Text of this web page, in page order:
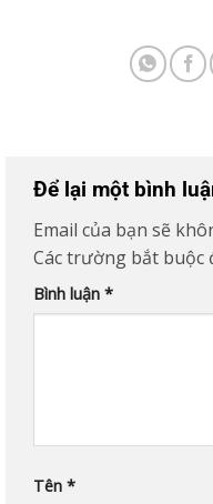
Để lại một bình
Email của bạn sẽ
Các trường bắt buộc
Bình luận *
Tên *